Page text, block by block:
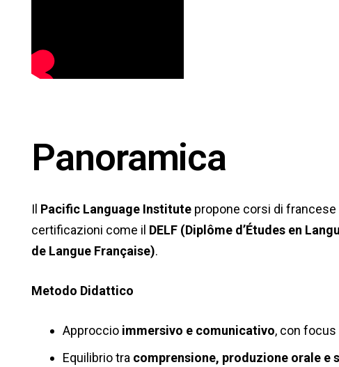
Panoramica
Il Pacific Language Institute propone corsi di francese
certificazioni come il DELF (Diplôme d’Études en
de Langue Française).
Metodo Didattico
Approccio immersivo e comunicativo, con
Equilibrio tra comprensione, produzione orale e